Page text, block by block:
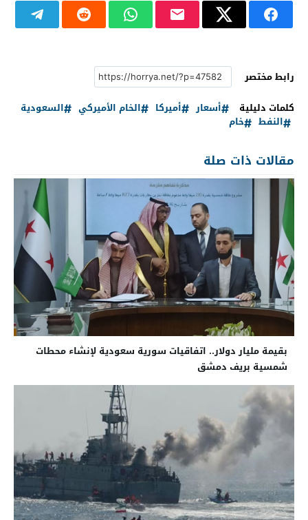
رابط مختصر
كلمات دليلية
أسعار أميركا الخام الأميركي
السعودية
النفط
خام
مقالات ذات صلة
بقيمة مليار دولار.. اتفاقيات سورية سعودية لإنشاء محطات
شمسية بريف دمشق